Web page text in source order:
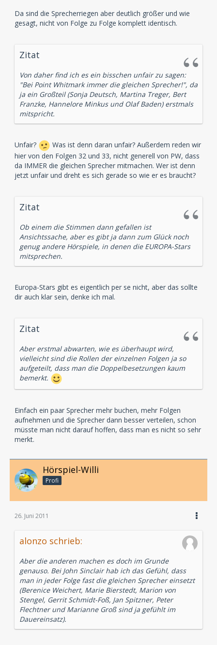
Da sind die Sprecherriegen aber deutlich größer und wie
gesagt, nicht von Folge zu Folge komplett identisch.
Zitat
Von daher find ich es ein bisschen unfair zu sagen:
"Bei Point Whitmark immer die gleichen Sprecher!", da
ja ein Großteil (Sonja Deutsch, Martina Treger, Bert
Franzke, Hannelore Minkus und Olaf Baden) erstmals
mitspricht.
Unfair?
Was ist denn daran unfair? Außerdem reden wir
hier von den Folgen 32 und 33, nicht generell von PW, dass
da IMMER die gleichen Sprecher mitmachen. Wer ist denn
jetzt unfair und dreht es sich gerade so wie er es braucht?
Zitat
Ob einem die Stimmen dann gefallen ist
Ansichtssache, aber es gibt ja dann zum Glück noch
genug andere Hörspiele, in denen die EUROPA-Stars
mitsprechen.
Europa-Stars gibt es eigentlich per se nicht, aber das sollte
dir auch klar sein, denke ich mal.
Zitat
Aber erstmal abwarten, wie es überhaupt wird,
vielleicht sind die Rollen der einzelnen Folgen ja so
aufgeteilt, dass man die Doppelbesetzungen kaum
bemerkt.
Einfach ein paar Sprecher mehr buchen, mehr Folgen
aufnehmen und die Sprecher dann besser verteilen, schon
müsste man nicht darauf hoffen, dass man es nicht so sehr
merkt.
Hörspiel-Willi
Profi
26. Juni 2011
alonzo schrieb:
Aber die anderen machen es doch im Grunde
genauso. Bei John Sinclair hab ich das Gefühl, dass
man in jeder Folge fast die gleichen Sprecher einsetzt
(Berenice Weichert, Marie Bierstedt, Marion von
Stengel, Gerrit Schmidt-Foß, Jan Spitzner, Peter
Flechtner und Marianne Groß sind ja gefühlt im
Dauereinsatz).